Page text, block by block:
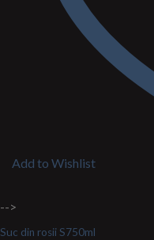
Add to Wishlist
-->
Suc din rosii S750ml